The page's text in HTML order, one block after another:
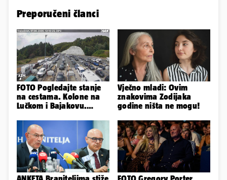
Preporučeni članci
FOTO Pogledajte stanje
na cestama. Kolone na
Lučkom i Bajakovu.
Vječno mladi: Ovim
znakovima Zodijaka
godine ništa ne mogu!